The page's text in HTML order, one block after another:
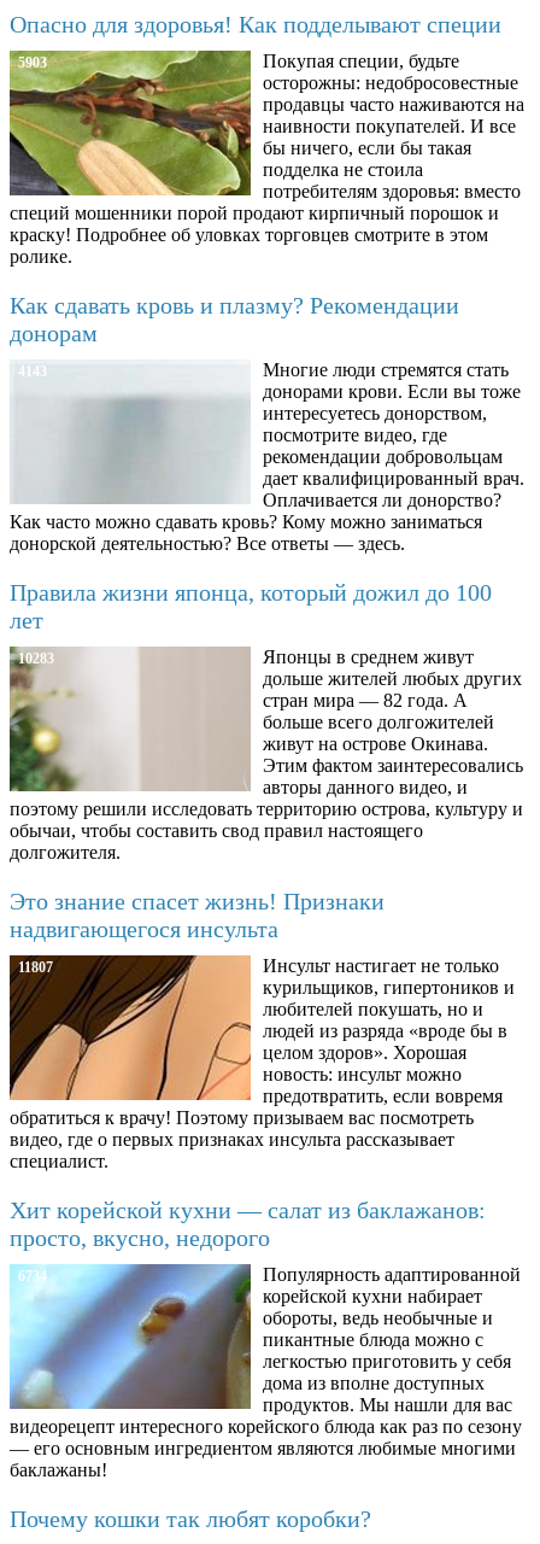
Опасно для здоровья! Как подделывают специи
5903
Покупая специи, будьте
осторожны: недобросовестные
продавцы часто наживаются на
наивности покупателей. И все
бы ничего, если бы такая
подделка не стоила
потребителям здоровья: вместо
специй мошенники порой продают кирпичный порошок и
краску! Подробнее об уловках торговцев смотрите в этом
ролике.
Как сдавать кровь и плазму? Рекомендации
донорам
4143
Многие люди стремятся стать
донорами крови. Если вы тоже
интересуетесь донорством,
посмотрите видео, где
рекомендации добровольцам
дает квалифицированный врач.
Оплачивается ли донорство?
Как часто можно сдавать кровь? Кому можно заниматься
донорской деятельностью? Все ответы — здесь.
Правила жизни японца, который дожил до 100
лет
10283
Японцы в среднем живут
дольше жителей любых других
стран мира — 82 года. А
больше всего долгожителей
живут на острове Окинава.
Этим фактом заинтересовались
авторы данного видео, и
поэтому решили исследовать территорию острова, культуру и
обычаи, чтобы составить свод правил настоящего
долгожителя.
Это знание спасет жизнь! Признаки
надвигающегося инсульта
11807
Инсульт настигает не только
курильщиков, гипертоников и
любителей покушать, но и
людей из разряда «вроде бы в
целом здоров». Хорошая
новость: инсульт можно
предотвратить, если вовремя
обратиться к врачу! Поэтому призываем вас посмотреть
видео, где о первых признаках инсульта рассказывает
специалист.
Хит корейской кухни — салат из баклажанов:
просто, вкусно, недорого
6734
Популярность адаптированной
корейской кухни набирает
обороты, ведь необычные и
пикантные блюда можно с
легкостью приготовить у себя
дома из вполне доступных
продуктов. Мы нашли для вас
видеорецепт интересного корейского блюда как раз по сезону
— его основным ингредиентом являются любимые многими
баклажаны!
Почему кошки так любят коробки?